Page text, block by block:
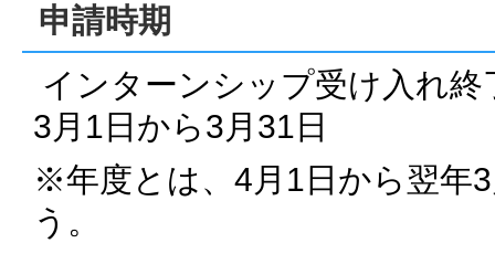
申請時期
インターンシップ受け入れ
3月1日から3月31日
※年度とは、4月1日から翌年
う。